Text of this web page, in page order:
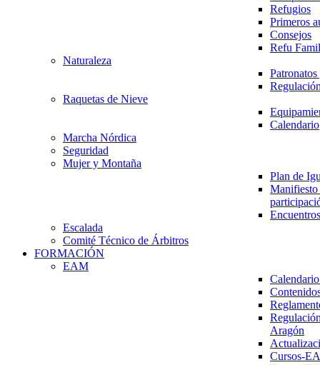
Refugios
Primeros
Consejos
Refu
Naturaleza
Raquetas de Nieve
Calendario
Marcha Nórdica
Seguridad
Mujer y Montaña
Plan de
Escalada
Comité Técnico de Árbitros
FORMACIÓN
EAM
Aragón
Cursos-